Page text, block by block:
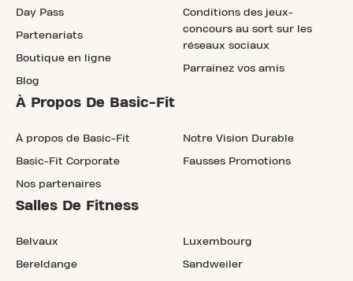
Day Pass
Partenariats
Boutique en ligne
Blog
Conditions des jeux-
concours au sort sur les
réseaux sociaux
Parrainez vos amis
À Propos De Basic-Fit
À propos de Basic-Fit
Basic-Fit Corporate
Nos partenaires
Notre Vision Durable
Fausses Promotions
Salles De Fitness
Belvaux
Bereldange
Luxembourg
Sandweiler